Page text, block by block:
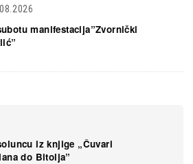
manifestacija”Zvornički
iz knjige „Čuvari
do Bitolja”